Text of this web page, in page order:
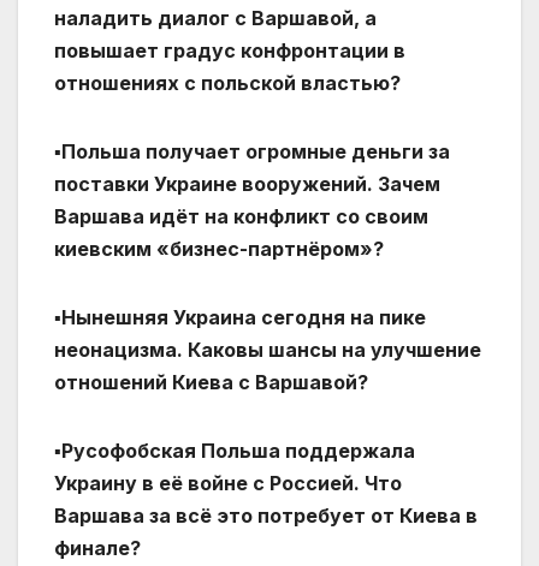
наладить диалог с Варшавой, а
повышает градус конфронтации в
отношениях с польской властью?
▪️Польша получает огромные деньги за
поставки Украине вооружений. Зачем
Варшава идёт на конфликт со своим
киевским «бизнес-партнёром»?
▪️Нынешняя Украина сегодня на пике
неонацизма. Каковы шансы на улучшение
отношений Киева с Варшавой?
▪️Русофобская Польша поддержала
Украину в её войне с Россией. Что
Варшава за всё это потребует от Киева в
финале?